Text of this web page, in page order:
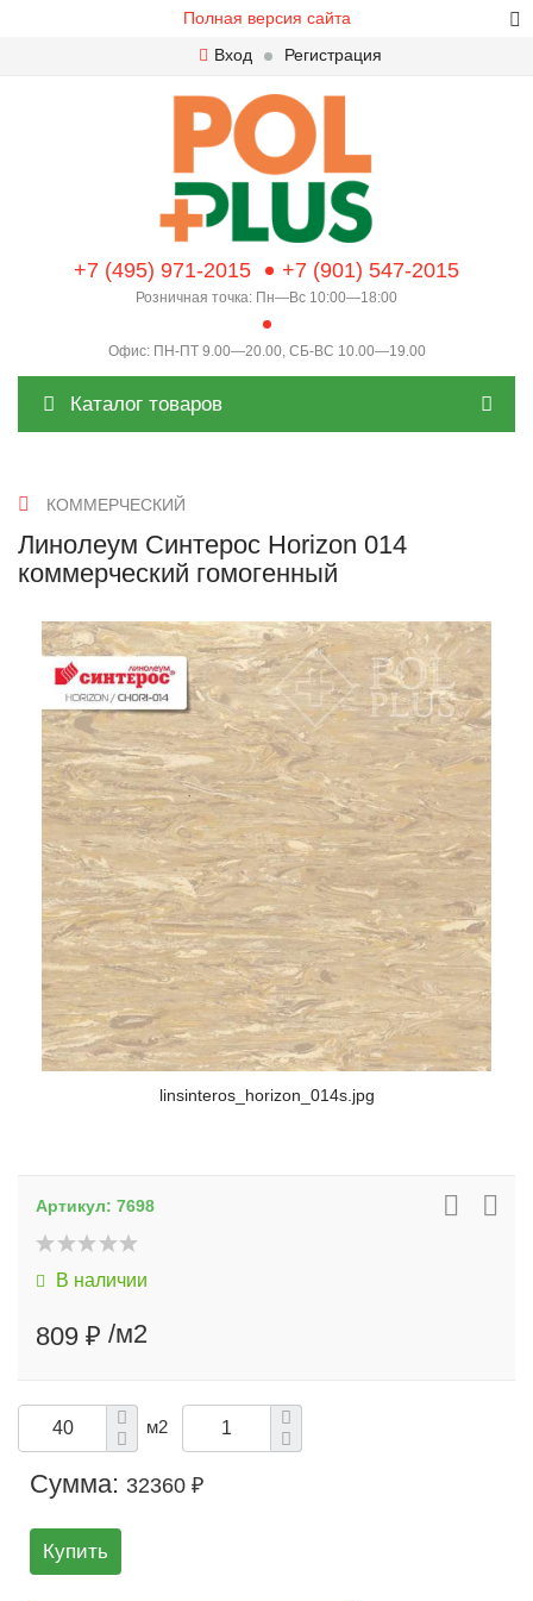
Полная версия сайта
Вход
Регистрация
+7 (495) 971-2015 +7 (901) 547-2015
Розничная точка: Пн—Вс 10:00—18:00
Офис: ПН-ПТ 9.00—20.00, СБ-ВС 10.00—19.00
Каталог товаров
КОММЕРЧЕСКИЙ
Линолеум Синтерос Horizon 014
коммерческий гомогенный
linsinteros_horizon_014s.jpg
Артикул: 7698
В наличии
809 ₽ /м2
м2
Сумма: 32360 ₽
Купить